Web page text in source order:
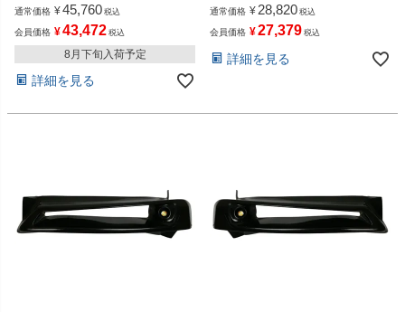
通常価格 ¥45,760 税込
会員価格 ¥43,472 税込
8月下旬入荷予定
詳細を見る
通常価格 ¥ 28,820 税込
会員価格 ¥27,379 税込
詳細を見る